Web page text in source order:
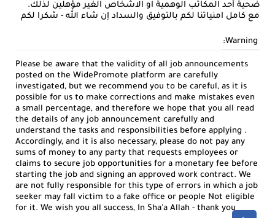
ضحية أحد المكاتب الوهمية او الاشخاص الغير مؤهلين لذلك.
مع كامل امنياتنا لكم بالتوفيق والسداد إن شاء الله - شكرا لكم
Warning:
Please be aware that the validity of all job announcements
posted on the WidePromote platform are carefully
investigated, but we recommend you to be careful, as it is
possible for us to make corrections and make mistakes even
a small percentage, and therefore we hope that you all read
the details of any job announcement carefully and
understand the tasks and responsibilities before applying .
Accordingly, and it is also necessary, please do not pay any
sums of money to any party that requests employees or
claims to secure job opportunities for a monetary fee before
starting the job and signing an approved work contract. We
are not fully responsible for this type of errors in which a job
seeker may fall victim to a fake office or people Not eligible
for it. We wish you all success, In Sha'a Allah - thank you